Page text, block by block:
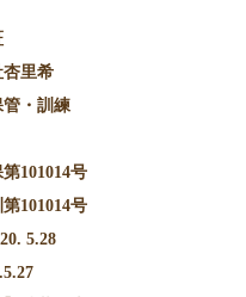
杏里希
管・訓練
101014号
101014号
5.28